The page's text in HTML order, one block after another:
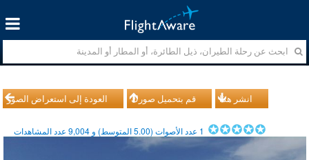
العودة إلى استعراض الصور قم بتحميل صورك انشر هذا
1 عدد الأصوات (5.00المتوسط) و 9,004عدد المشاهدات